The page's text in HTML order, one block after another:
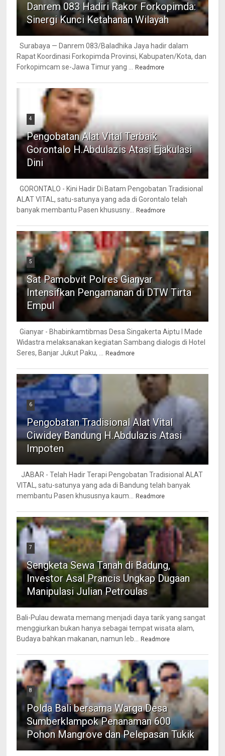
Danrem 083 Hadiri Rakor Forkopimda:
Sinergi Kunci Ketahanan Wilayah
Surabaya — Danrem 083/Baladhika Jaya hadir dalam
Rapat Koordinasi Forkopimda Provinsi, Kabupaten/Kota, dan
Forkopimcam se-Jawa Timur yang ...
Readmore
4
Pengobatan Alat Vital Terbaik
Gorontalo H.Abdulazis Atasi Ejakulasi
Dini
GORONTALO - Kini Hadir Di Batam Pengobatan Tradisional
ALAT VITAL, satu-satunya yang ada di Gorontalo telah
banyak membantu Pasen khususny...
Readmore
5
Sat Pamobvit Polres Gianyar
Intensifkan Pengamanan di DTW Tirta
Empul
Gianyar - Bhabinkamtibmas Desa Singakerta Aiptu I Made
Widastra melaksanakan kegiatan Sambang dialogis di Hotel
Seres, Banjar Jukut Paku, ...
Readmore
6
Pengobatan Tradisional Alat Vital
Ciwidey Bandung H.Abdulazis Atasi
Impoten
JABAR - Telah Hadir Terapi Pengobatan Tradisional ALAT
VITAL, satu-satunya yang ada di Bandung telah banyak
membantu Pasen khususnya kaum...
Readmore
7
Sengketa Sewa Tanah di Badung,
Investor Asal Prancis Ungkap Dugaan
Manipulasi Julian Petroulas
Bali-Pulau dewata memang menjadi daya tarik yang sangat
menggiurkan bukan hanya sebagai tempat wisata alam,
Budaya bahkan makanan, namun leb...
Readmore
8
Polda Bali bersama Warga Desa
Sumberklampok Penanaman 600
Pohon Mangrove dan Pelepasan Tukik